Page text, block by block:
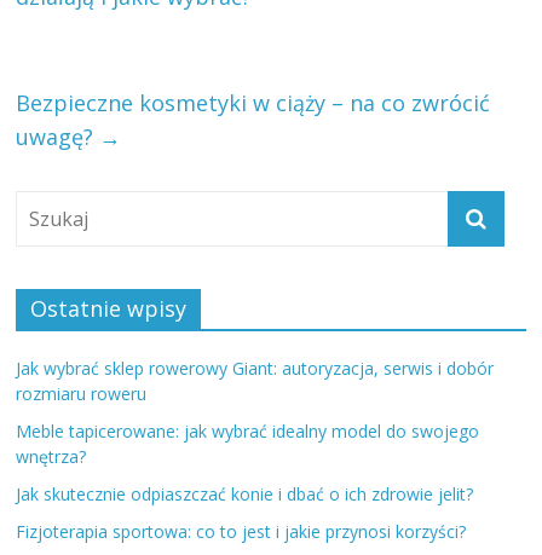
Bezpieczne kosmetyki w ciąży – na co zwrócić
uwagę? →
Ostatnie wpisy
Jak wybrać sklep rowerowy Giant: autoryzacja, serwis i dobór
rozmiaru roweru
Meble tapicerowane: jak wybrać idealny model do swojego
wnętrza?
Jak skutecznie odpiaszczać konie i dbać o ich zdrowie jelit?
Fizjoterapia sportowa: co to jest i jakie przynosi korzyści?